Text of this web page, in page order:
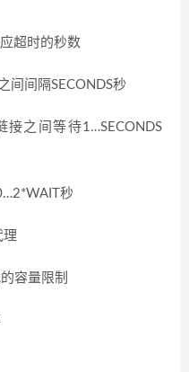
超时的秒数
间间隔SECONDS秒
接之间等待1…SECONDS
秒
理
容量限制